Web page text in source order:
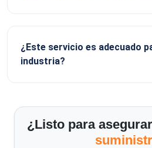
¿Este servicio es adecuado
industria?
¿Listo para